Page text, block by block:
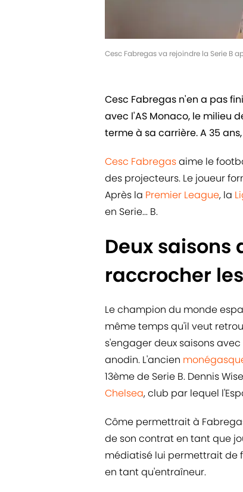
Cesc Fabregas va rejoindre la Serie B
Cesc Fabregas n'en a pas
avec l'AS Monaco, le milieu
terme à sa carrière. A 35
Cesc Fabregasaime le
des projecteurs. Le joueur
Après la Premier League, la
en Serie... B.
Deux saisons
raccrocher
Le champion du monde
même temps qu'il veut
s'engager deux saisons
anodin. L'ancien
13ème de Serie B. Dennis
Chelsea, club par lequel
Côme permettrait à
de son contrat en tant que
médiatisé lui permettrait de
en tant qu'entraîneur.